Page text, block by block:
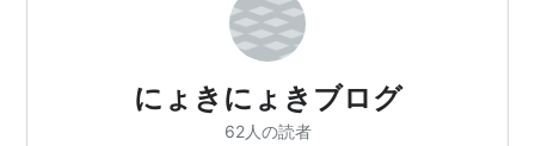
にょきにょきブログ
62人の読者